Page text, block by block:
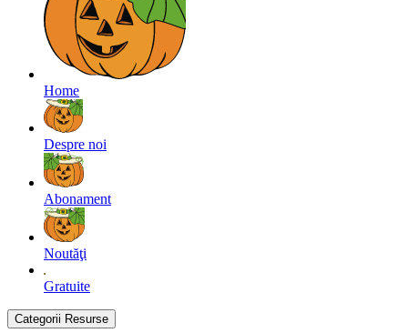
Home
Despre noi
Abonament
Noutăţi
Gratuite
Categorii Resurse